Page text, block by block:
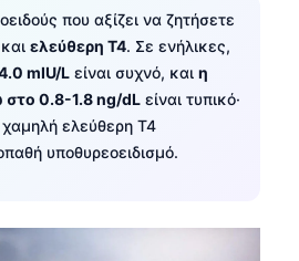
που αξίζει να ζητήσετε
και ελεύθερη T4. Σε ενήλικες,
mIU/L είναι συχνό, και η
στο 0.8-1.8 ng/dL είναι τυπικό·
ελεύθερη T4
υποθυρεοειδισμό.